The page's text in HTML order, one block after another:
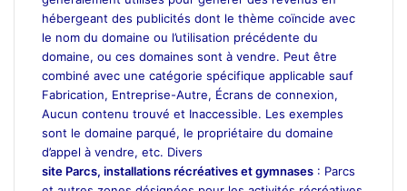
hébergeant des publicités dont le thème coïncide avec
le nom du domaine ou l’utilisation précédente du
domaine, ou ces domaines sont à vendre. Peut être
combiné avec une catégorie spécifique applicable sauf
Fabrication, Entreprise-Autre, Écrans de connexion,
Aucun contenu trouvé et Inaccessible. Les exemples
sont le domaine parqué, le propriétaire du domaine
d’appel à vendre, etc. Divers
site Parcs, installations récréatives et gymnases : Parcs